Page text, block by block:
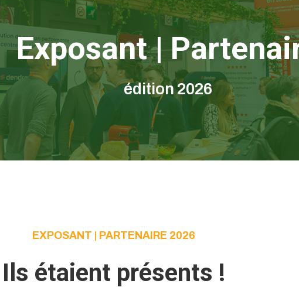
Exposant |
édition 2026
EXPOSANT | PARTENAIRE 2026
Ils étaient présents !